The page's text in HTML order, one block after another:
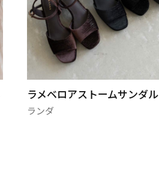
ラメベロアストームサンダル
ランダ